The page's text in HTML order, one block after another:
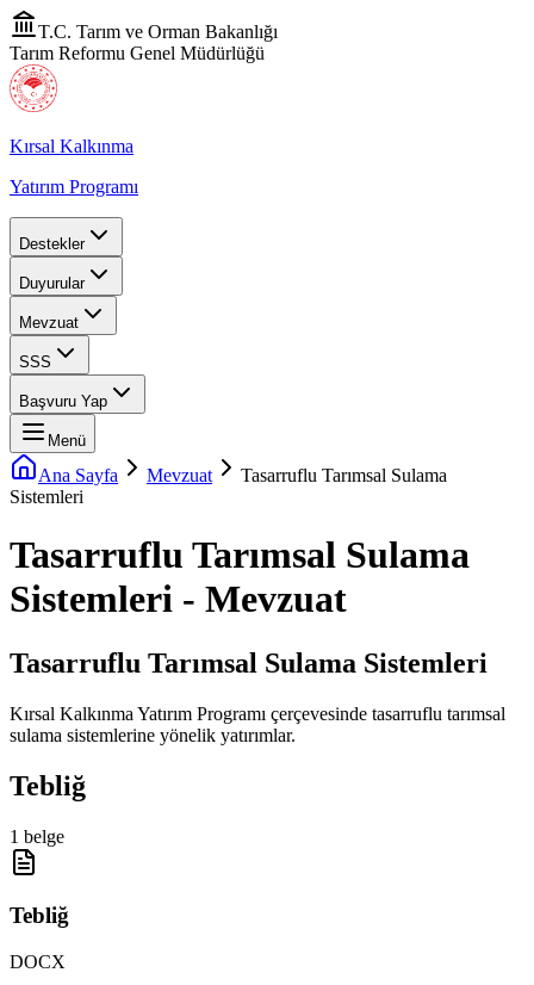
T.C. Tarım ve Orman Bakanlığı
Tarım Reformu Genel Müdürlüğü
Kırsal Kalkınma
Yatırım Programı
Destekler
Duyurular
Mevzuat
SSS
Başvuru Yap
Menü
Ana Sayfa Mevzuat
Tasarruflu Tarımsal Sulama
Sistemleri
Tasarruflu Tarımsal Sulama
Sistemleri - Mevzuat
Tasarruflu Tarımsal Sulama Sistemleri
Kırsal Kalkınma Yatırım Programı çerçevesinde tasarruflu tarımsal
sulama sistemlerine yönelik yatırımlar.
Tebliğ
1 belge
Tebliğ
DOCX